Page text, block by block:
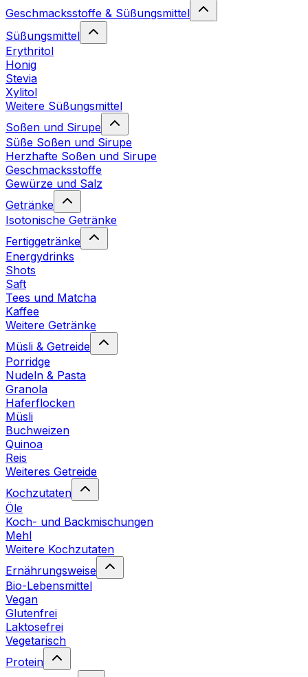
Geschmacksstoffe & Süßungsmittel
Süßungsmittel
Erythritol
Honig
Stevia
Xylitol
Weitere Süßungsmittel
Soßen und Sirupe
Süße Soßen und Sirupe
Herzhafte Soßen und Sirupe
Geschmacksstoffe
Gewürze und Salz
Getränke
Isotonische Getränke
Fertiggetränke
Energydrinks
Shots
Saft
Tees und Matcha
Kaffee
Weitere Getränke
Müsli & Getreide
Porridge
Nudeln & Pasta
Granola
Haferflocken
Müsli
Buchweizen
Quinoa
Reis
Weiteres Getreide
Kochzutaten
Öle
Koch- und Backmischungen
Mehl
Weitere Kochzutaten
Ernährungsweise
Bio-Lebensmittel
Vegan
Glutenfrei
Laktosefrei
Vegetarisch
Protein